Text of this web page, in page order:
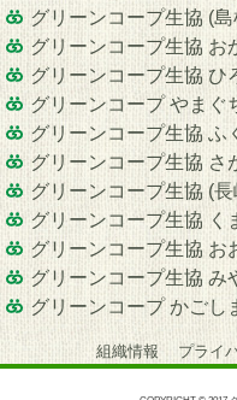
グリーンコープ生協 (島
グリーンコープ生協 お
グリーンコープ生協 ひ
グリーンコープ やまぐ
グリーンコープ生協 ふ
グリーンコープ生協 さ
グリーンコープ生協 (長
グリーンコープ生協 く
グリーンコープ生協 お
グリーンコープ生協 み
グリーンコープ かごし
組織情報 プライ